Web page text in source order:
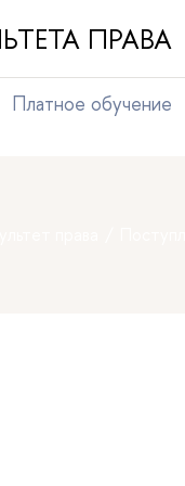
ПРАВА
Платное обучение